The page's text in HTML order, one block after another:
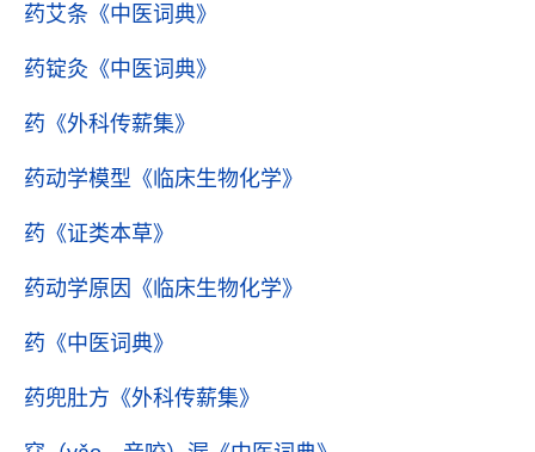
药艾条 《中医词典》
药锭灸 《中医词典》
药 《外科传薪集》
药动学模型 《临床生物化学》
药 《证类本草》
药动学原因 《临床生物化学》
药 《中医词典》
药兜肚方 《外科传薪集》